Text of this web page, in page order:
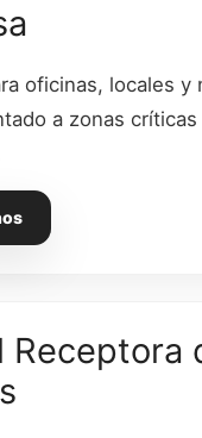
oficinas, locales y
a zonas
Receptora